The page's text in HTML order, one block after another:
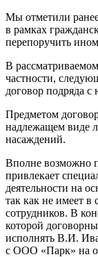
Мы отметили
в рамках
перепоручить
В
частности,
договор подряда
Предметом
надлежащем виде
насаждений.
Вполне возможно
привлекает
деятельности на
так как не имеет в
сотрудников. В
которой
исполнять В.И.
с ООО «Парк» на